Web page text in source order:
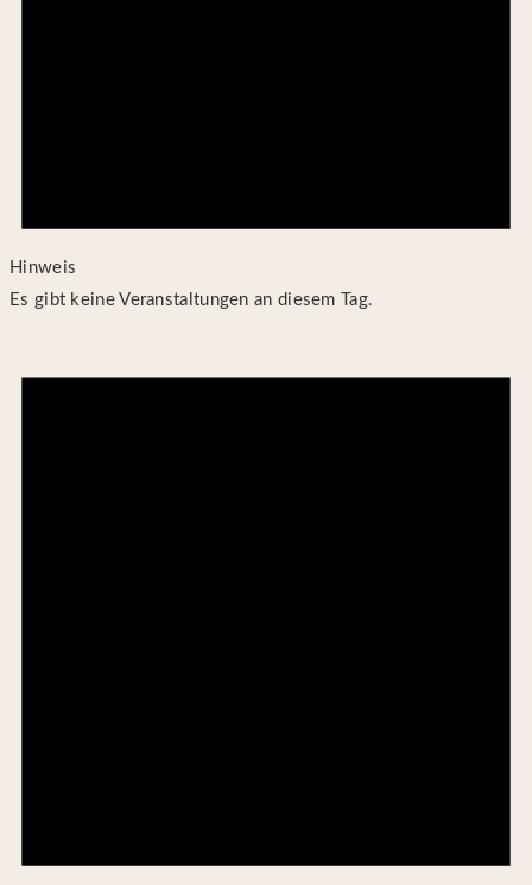
Hinweis
Es gibt keine Veranstaltungen an diesem Tag.